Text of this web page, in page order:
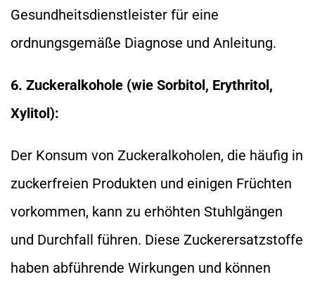
Gesundheitsdienstleister für eine
ordnungsgemäße Diagnose und Anleitung.
6. Zuckeralkohole (wie Sorbitol, Erythritol,
Xylitol):
Der Konsum von Zuckeralkoholen, die häufig in
zuckerfreien Produkten und einigen Früchten
vorkommen, kann zu erhöhten Stuhlgängen
und Durchfall führen. Diese Zuckerersatzstoffe
haben abführende Wirkungen und können